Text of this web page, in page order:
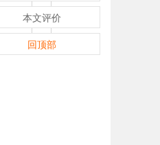
本文评价
回顶部